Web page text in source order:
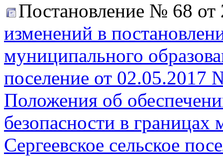
Постановление № 68
изменений в
муниципального
поселение от
Положения об
безопасности в
Сергеевское сельское